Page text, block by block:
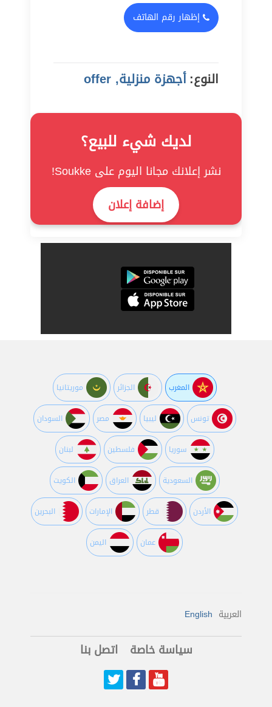
إظهار رقم الهاتف
النوع:أجهزة منزلية, offer
لديك شيء للبيع؟
نشر إعلانك مجانا اليوم على Soukke!
إضافة إعلان
المغرب الجزائر موريتانيا
تونس ليبيا مصر السودان
سوريا فلسطين لبنان
السعودية العراق الكويت
اﻷردن قطر اﻹمارات البحرين
عمان اليمن
العربية English
سياسة خاصة اتصل بنا